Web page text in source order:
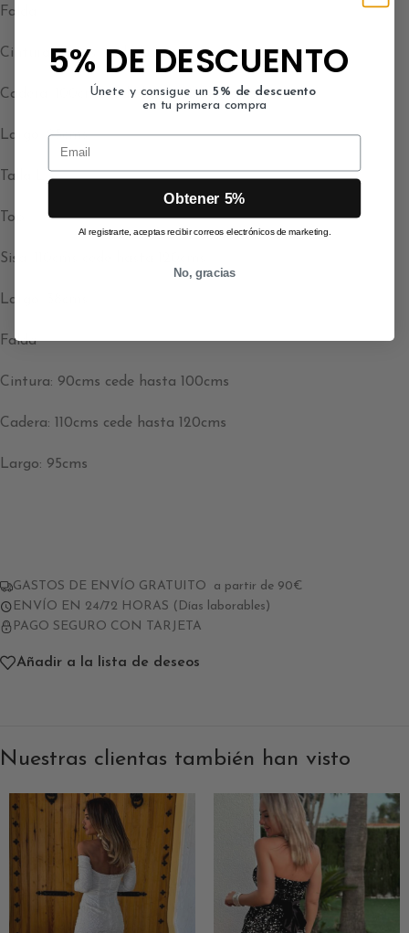
Falda
Cintura:80cms cede hasta 90cms
Cadera: 100cms cede hasta 110cms
Largo: 95cms
Talla L
Top
Sisa: 110cms cede hasta 120cms
Largo: 38cms
Falda
Cintura: 90cms cede hasta 100cms
Cadera: 110cms cede hasta 120cms
Largo: 95cms
GASTOS DE ENVÍO GRATUITO a partir de 90€
ENVÍO EN 24/72 HORAS (Días laborables)
PAGO SEGURO CON TARJETA
Añadir a la lista de deseos
Nuestras clientas también han visto
5% DE DESCUENTO
Únete y consigue un 5% de descuento
en tu primera compra
Email
Obtener 5%
Al registrarte, aceptas recibir correos electrónicos de marketing.
No, gracias